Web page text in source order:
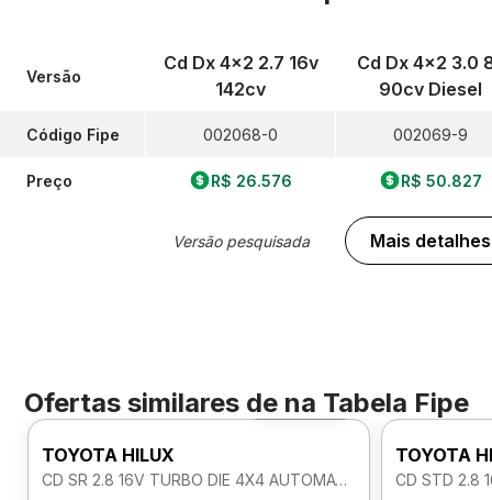
Versão
Código Fipe
Preço
Cd Dx 4x2 2.7 16v
142cv
002068-0
R$ 26.576
Versão pesquisada
Cd Dx 4x2 3.0
90cv Diesel
002069-9
R$ 50.827
Mais detalhes
Ofertas similares de na Tabela Fipe
Foto 360º
TOYOTA HILUX
CD SR 2.8 16V TURBO DIE 4X4 AUTOMATICO
TOYOTA
CD STD 2.8